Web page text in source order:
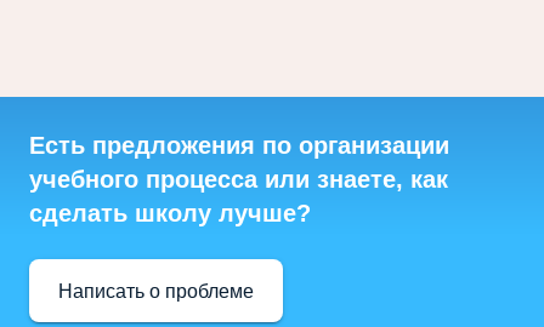
Есть предложения по организации
учебного процесса или знаете, как
сделать школу лучше?
Написать о проблеме